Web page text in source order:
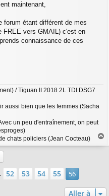
maintenant,
forum étant différent de mes
FREE vers GMAIL) c'est en
connaissance de ces
/ Tiguan II 2018 2L TDI DSG7
aussi bien que les femmes (Sacha
un peu d'entraînement, on peut
chats policiers (Jean Cocteau)
56
52 53 54 55 56
Aller à